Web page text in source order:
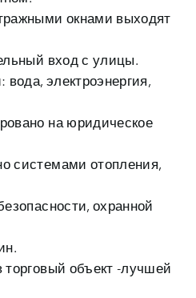
окнами выходят
вход с улицы.
вода, электроэнергия,
на юридическое
системами отопления,
охранной
объект -лучшей